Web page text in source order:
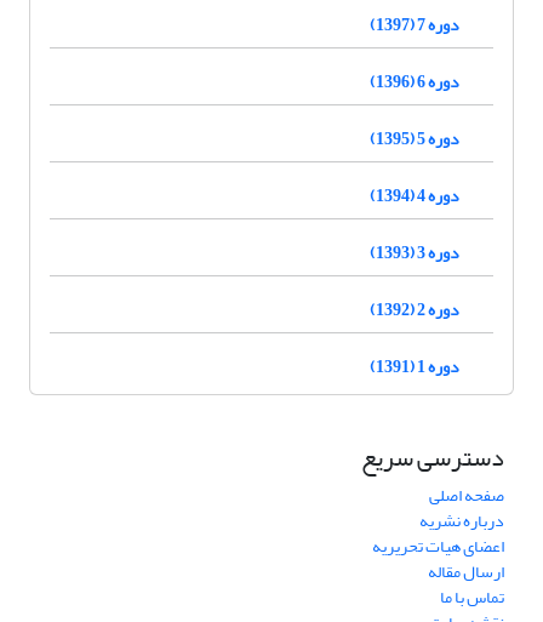
دوره 7 (1397)
دوره 6 (1396)
دوره 5 (1395)
دوره 4 (1394)
دوره 3 (1393)
دوره 2 (1392)
دوره 1 (1391)
دسترسی سریع
صفحه اصلی
درباره نشریه
اعضای هیات تحریریه
ارسال مقاله
تماس با ما